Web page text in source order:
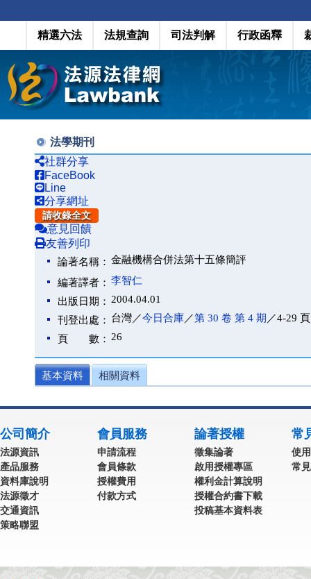
精選六法 法規查詢 司法判解 行政函釋
法學期刊
社群分享
FaceBook
Line
分享網址
請收錄全文
意見回饋
友善列印
論著名稱： 金融機構合併法第十五條簡評
編著譯者： 李智仁
出版日期： 2004.04.01
刊登出處： 台灣／今日合庫／第 30 卷 第 4 期 ／4-29 頁
頁 數： 26
基本資料 相關資料
公司簡介
法源資訊
產品服務
資料庫說明
法源徵才
交通資訊
策略聯盟
會員服務
申請流程
會員條款
授權費用
付款方式
論著授權
徵集論著
啟用授權專區
權利金計算說明
授權合約書下載
投稿基本資料表
常
使
常